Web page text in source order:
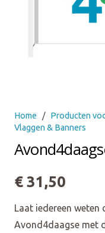
Home / Producten
Vlaggen & Banners
€ 31,50
Laat iedereen
Avond4daagse met